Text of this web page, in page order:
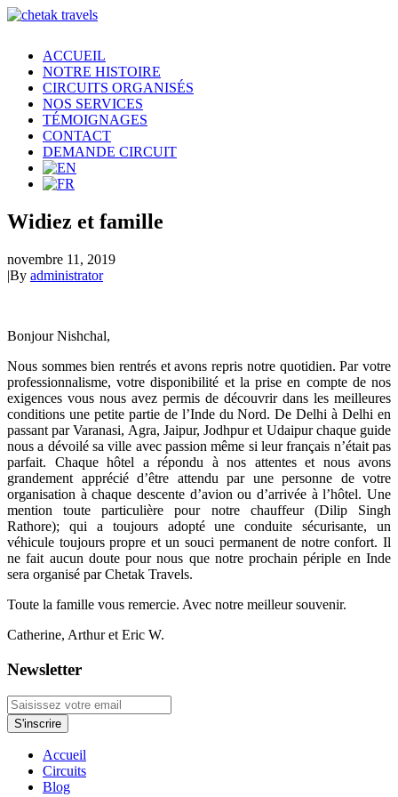
ACCUEIL
NOTRE HISTOIRE
CIRCUITS ORGANISÉS
NOS SERVICES
TÉMOIGNAGES
CONTACT
DEMANDE CIRCUIT
Widiez et famille
novembre 11, 2019
|By administrator
Bonjour Nishchal,
Nous sommes bien rentrés et avons repris notre quotidien. Par votre
professionnalisme, votre disponibilité et la prise en compte de nos
exigences vous nous avez permis de découvrir dans les meilleures
conditions une petite partie de l’Inde du Nord. De Delhi à Delhi en
passant par Varanasi, Agra, Jaipur, Jodhpur et Udaipur chaque guide
nous a dévoilé sa ville avec passion même si leur français n’était pas
parfait. Chaque hôtel a répondu à nos attentes et nous avons
grandement apprécié d’être attendu par une personne de votre
organisation à chaque descente d’avion ou d’arrivée à l’hôtel. Une
mention toute particulière pour notre chauffeur (Dilip Singh
Rathore); qui a toujours adopté une conduite sécurisante, un
véhicule toujours propre et un souci permanent de notre confort. Il
ne fait aucun doute pour nous que notre prochain périple en Inde
sera organisé par Chetak Travels.
Toute la famille vous remercie. Avec notre meilleur souvenir.
Catherine, Arthur et Eric W.
Newsletter
Accueil
Circuits
Blog